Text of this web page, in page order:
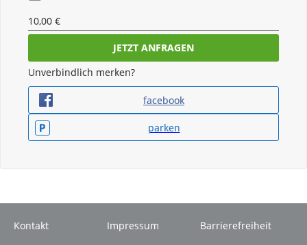
10,00 €
FAHRRADTRÄGER FÜR
HECKKLAPPE/ANHÄNGEVORRICHTUNG (PRO
TAG)
10,00 €
SERVICEPAUSCHALE GRAND CALIFORNIA
(PFLICHT)
SERVICEPAUSCHALE T6/T7 CALIFORNIA
Unverbindlich merken?
facebook
parken
Kontakt Impressum Barrierefreiheit